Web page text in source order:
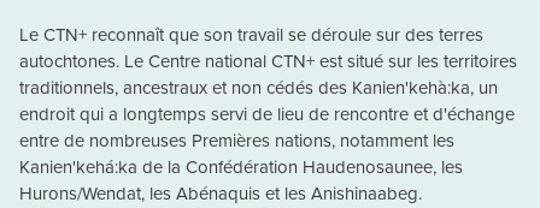
Le CTN+ reconnaît que son travail se déroule sur des terres
autochtones. Le Centre national CTN+ est situé sur les territoires
traditionnels, ancestraux et non cédés des Kanien'kehà:ka, un
endroit qui a longtemps servi de lieu de rencontre et d'échange
entre de nombreuses Premières nations, notamment les
Kanien'kehá:ka de la Confédération Haudenosaunee, les
Hurons/Wendat, les Abénaquis et les Anishinaabeg.